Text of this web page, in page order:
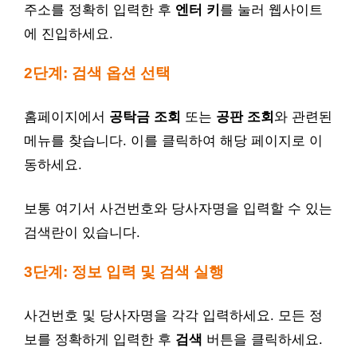
주소를 정확히 입력한 후 엔터 키 를 눌러 웹사이트
에 진입하세요.
2단계: 검색 옵션 선택
홈페이지에서 공탁금 조회 또는 공판 조회 와 관련된
메뉴를 찾습니다. 이를 클릭하여 해당 페이지로 이
동하세요.
보통 여기서 사건번호와 당사자명을 입력할 수 있는
검색란이 있습니다.
3단계: 정보 입력 및 검색 실행
사건번호 및 당사자명을 각각 입력하세요. 모든 정
보를 정확하게 입력한 후 검색 버튼을 클릭하세요.